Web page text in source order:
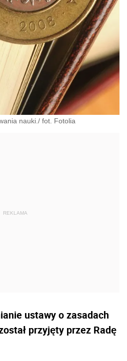
nauki./ fot. Fotolia
ustawy o zasadach
przyjęty przez Radę